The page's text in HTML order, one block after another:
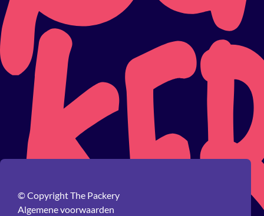
© Copyright The Packery
Algemene voorwaarden